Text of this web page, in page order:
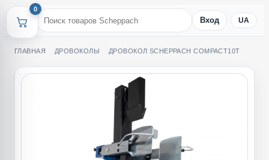
0
Вход UA
ГЛАВНАЯ ДРОВОКОЛЫ ДРОВОКОЛ SCHEPPACH COMPACT10T